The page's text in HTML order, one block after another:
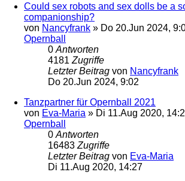
Could sex robots and sex dolls be a
companionship?
von Nancyfrank » Do 20.Jun 2024,
Opernball
0 Antworten
4181 Zugriffe
Letzter Beitrag von Nancyfrank
Do 20.Jun 2024, 9:02
Tanzpartner für Opernball 2021
von Eva-Maria » Di 11.Aug 2020,
Opernball
0 Antworten
16483 Zugriffe
Letzter Beitrag von Eva-Maria
Di 11.Aug 2020, 14:27